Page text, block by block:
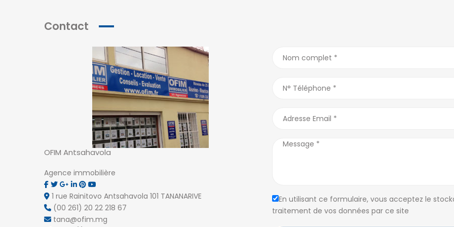
Contact
OFIM Antsahavola
Agence immobilière
1 rue Rainitovo Antsahavola 101 TANANARIVE
(00 261) 20 22 218 67
tana@ofim.mg
En utilisant ce formulaire, vous acceptez le
traitement de vos données par ce site
NOS AGENCES
Antsahavola
1, rue Rainotovo 101 Antananarivo.
+261 20 22 218 67
tana@ofim.mg
Ambatolampy(5)
Ambohibao (12)
Antanandrano(1)
Antaninandro(1)